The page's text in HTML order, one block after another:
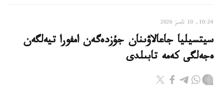
10:24, 10 تامىز 2026
سيتسيليا جاعالاۋىنان جۇزدەگەن امفورا تيەلگەن
ەجەلگى كەمە تابىلدى